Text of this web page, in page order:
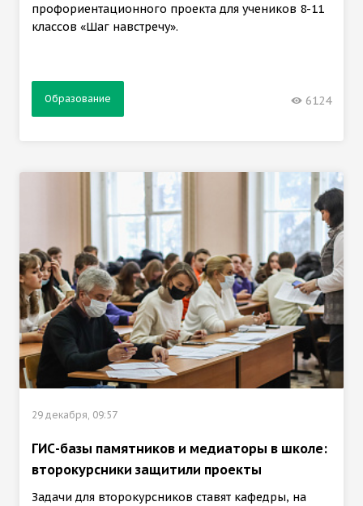
профориентационного проекта для учеников 8-11
классов «Шаг навстречу».
Образование 6124
29 декабря, 09:57
ГИС-базы памятников и медиаторы в школе:
второкурсники защитили проекты
Задачи для второкурсников ставят кафедры, на